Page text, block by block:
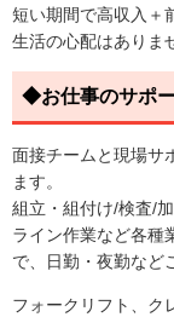
短い期間で高収入＋
生活の心配はありま
◆お仕事のサポ
面接チームと現場サ
ます。
組立・組付け/検査/
ライン作業など各種
で、日勤・夜勤など
フォークリフト、ク